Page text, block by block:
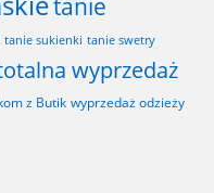
tanie
tanie sukienki tanie swetry
wyprzedaż
z Butik wyprzedaż odzieży